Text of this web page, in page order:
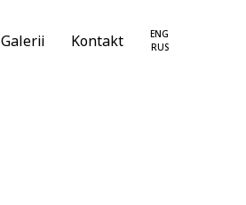
Galerii Kontakt
ENG
RUS